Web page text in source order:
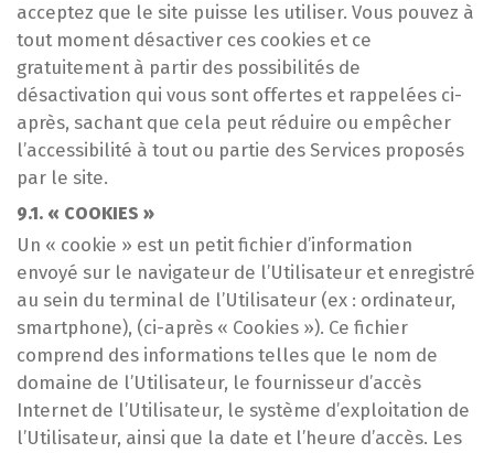
acceptez que le site puisse les utiliser. Vous pouvez à
tout moment désactiver ces cookies et ce
gratuitement à partir des possibilités de
désactivation qui vous sont offertes et rappelées ci-
après, sachant que cela peut réduire ou empêcher
l’accessibilité à tout ou partie des Services proposés
par le site.
9.1. « COOKIES »
Un « cookie » est un petit fichier d’information
envoyé sur le navigateur de l’Utilisateur et enregistré
au sein du terminal de l’Utilisateur (ex : ordinateur,
smartphone), (ci-après « Cookies »). Ce fichier
comprend des informations telles que le nom de
domaine de l’Utilisateur, le fournisseur d’accès
Internet de l’Utilisateur, le système d’exploitation de
l’Utilisateur, ainsi que la date et l’heure d’accès. Les